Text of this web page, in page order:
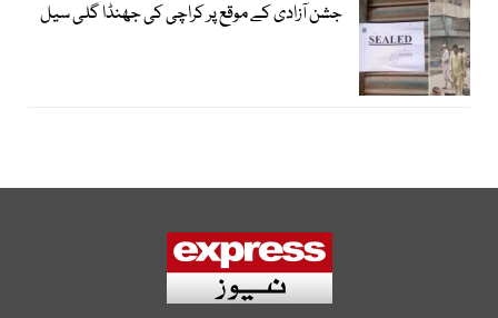
جشن آزادی کے موقع پر کراچی کی جھنڈا گلی سیل